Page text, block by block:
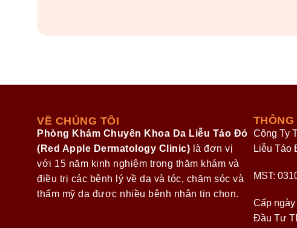
VỀ CHÚNG TÔI
Phòng Khám Chuyên Khoa Da Liễu Táo Đỏ
(Red Apple Dermatology Clinic) là đơn vị
với 15 năm kinh nghiệm trong thăm khám và
điều trị các bệnh lý về da và tóc, chăm sóc và
thẩm mỹ da được nhiều bệnh nhân tin chọn.
Công Ty
Liễu Táo
MST:
Cấp
Đầu Tư